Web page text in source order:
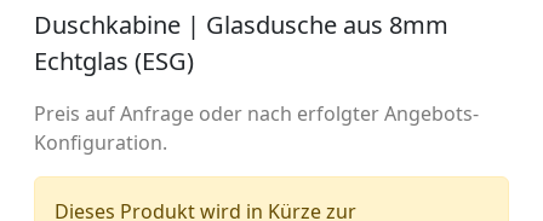
Duschkabine | Glasdusche aus 8mm
Echtglas (ESG)
Preis auf Anfrage oder nach erfolgter Angebots-
Konfiguration.
Dieses Produkt wird in Kürze zur